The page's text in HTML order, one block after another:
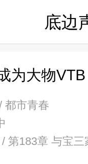
底边
为大物VTB
都市青春
第183章 与宝三